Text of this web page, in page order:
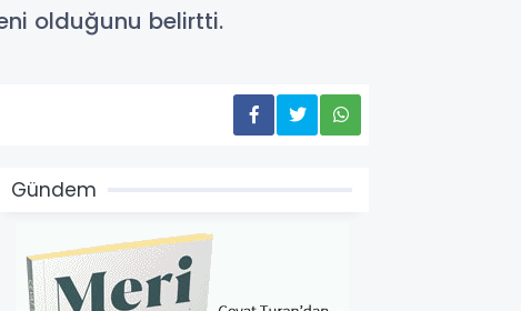
olduğunu belirtti.
Gündem